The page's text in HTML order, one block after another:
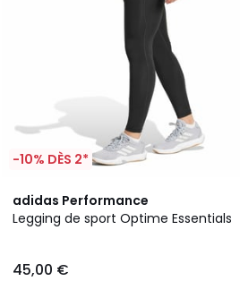
-10% DÈS 2*
adidas Performance
Legging de sport Optime Essentials
45,00 €
4,6
/ 5